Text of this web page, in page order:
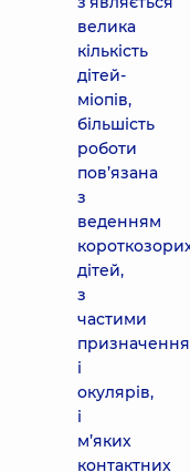
велика
кількість
дітей-
міопів,
більшість
роботи
пов’язана
з
веденням
дітей,
з
частими
і
окулярів,
і
м’яких
контактних